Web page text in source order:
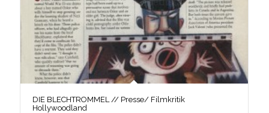
DIE BLECHTROMMEL // Presse/ Filmkritik
Hollywoodland